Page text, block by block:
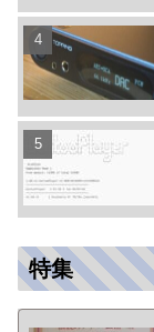
特集